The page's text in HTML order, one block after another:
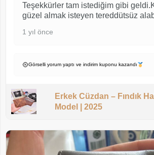
Teşekkürler tam istediğim gibi
güzel almak isteyen tereddütsüz
1 yıl önce
Görselli yorum yaptı ve indirim kuponu kazandı
Erkek Cüzdan – Fındık
Model | 2025